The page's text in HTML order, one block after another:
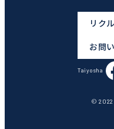
リク
お問
Taiyosha
© 2022